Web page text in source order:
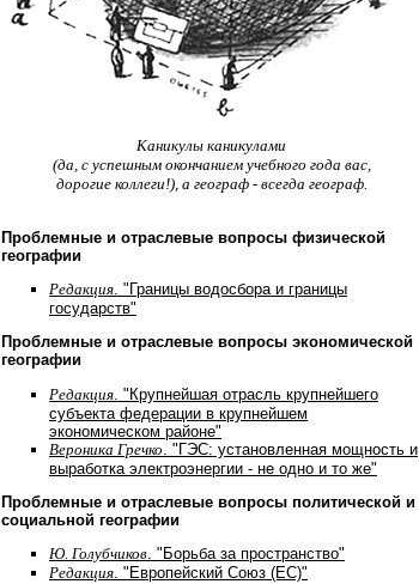
Каникулы каникулами
(да, с успешным окончанием учебного года вас,
дорогие коллеги!), а географ - всегда географ.
Проблемные и отраслевые вопросы физической
географии
Редакция . "Границы водосбора и границы
государств"
Проблемные и отраслевые вопросы экономической
географии
Редакция . "Крупнейшая отрасль крупнейшего
субъекта федерации в крупнейшем
экономическом районе"
Вероника Гречко . "ГЭС: установленная мощность и
выработка электроэнергии - не одно и то же"
Проблемные и отраслевые вопросы политической и
социальной географии
Ю. Голубчиков. "Борьба за пространство"
Редакция. "Европейский Союз (ЕС)"